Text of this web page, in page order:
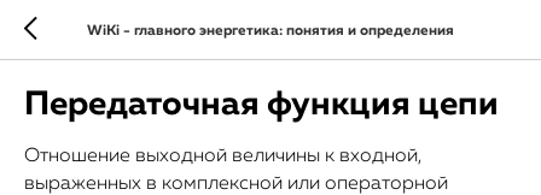
WiKi - главного энергетика: понятия и определения
Передаточная функция цепи
Отношение выходной величины к входной,
выраженных в комплексной или операторной